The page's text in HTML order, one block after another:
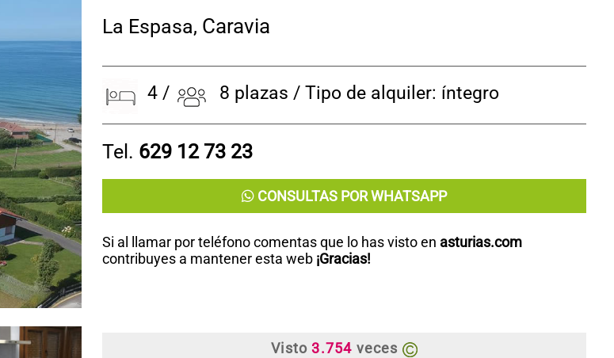
La Espasa, Caravia
4 / 8 plazas / Tipo de alquiler: íntegro
Tel. 629 12 73 23
CONSULTAS POR WHATSAPP
Si al llamar por teléfono comentas que lo has visto en asturias.com
contribuyes a mantener esta web ¡Gracias!
Visto3.754 veces